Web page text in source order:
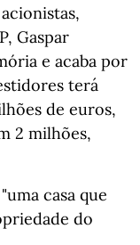
Gaspar
e acaba por
terá
de euros,
2 milhões,
casa que
do